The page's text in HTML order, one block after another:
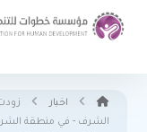
اخبار
الشرف - في منطقة